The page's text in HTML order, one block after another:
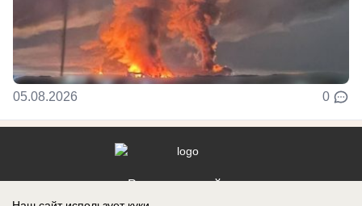
05.08.2026 0
Реклама на сайте